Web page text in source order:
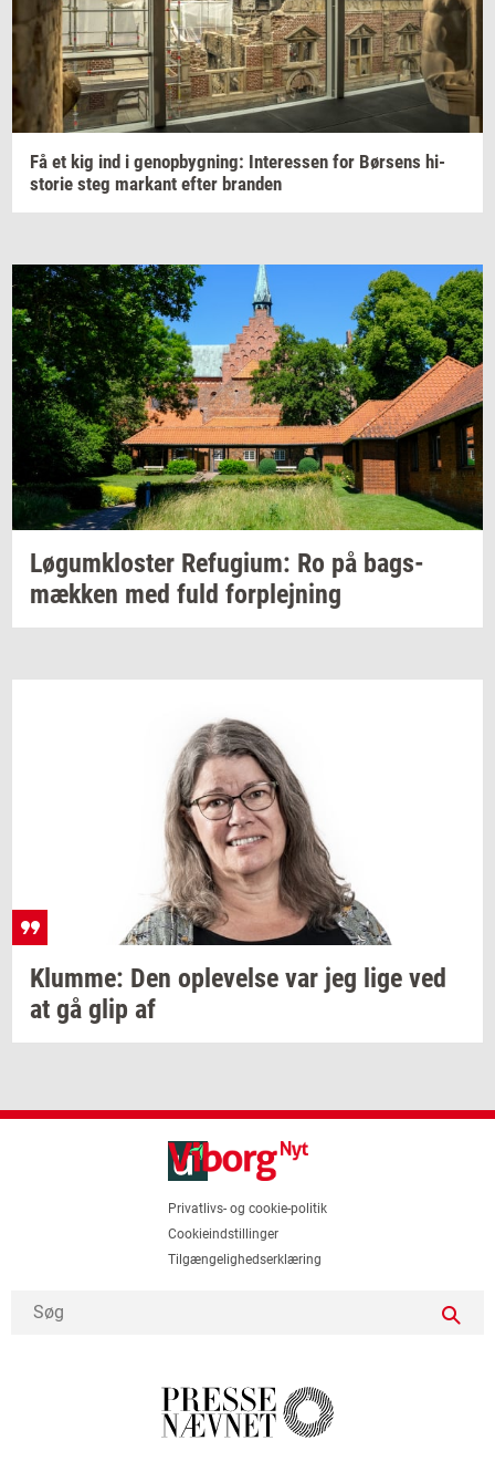
Få et kig ind i genop­byg­ning: In­ter­es­sen for Bør­sens hi­
sto­rie steg mar­kant efter bran­den
Løgum­klo­ster Re­fu­gi­um: Ro på bags­
mæk­ken med fuld for­plej­ning
Klum­me: Den op­le­vel­se var jeg lige ved
at gå glip af
Privatlivs- og cookie-politik
Cookieindstillinger
Tilgængelighedserklæring